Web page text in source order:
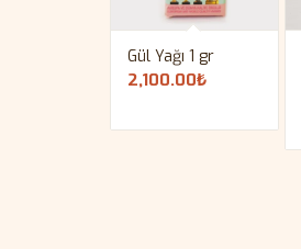
Gül Yağı 1 gr
2,100.00₺